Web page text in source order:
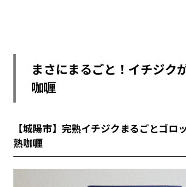
まさにまるごと！イチジク
咖喱
【城陽市】完熟イチジクまるごとゴロ
熟咖喱